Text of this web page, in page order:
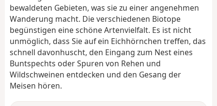
n
bewaldeten Gebieten, was sie zu einer angenehmen
Wanderung macht. Die verschiedenen Biotope
begünstigen eine schöne Artenvielfalt. Es ist nicht
unmöglich, dass Sie auf ein Eichhörnchen treffen, das
schnell davonhuscht, den Eingang zum Nest eines
Buntspechts oder Spuren von Rehen und
Wildschweinen entdecken und den Gesang der
Meisen hören.